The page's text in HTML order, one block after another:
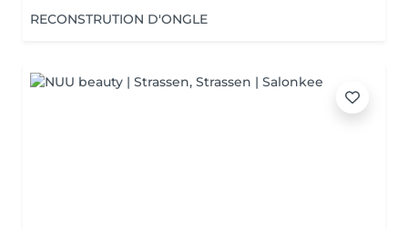
RECONSTRUTION D'ONGLE